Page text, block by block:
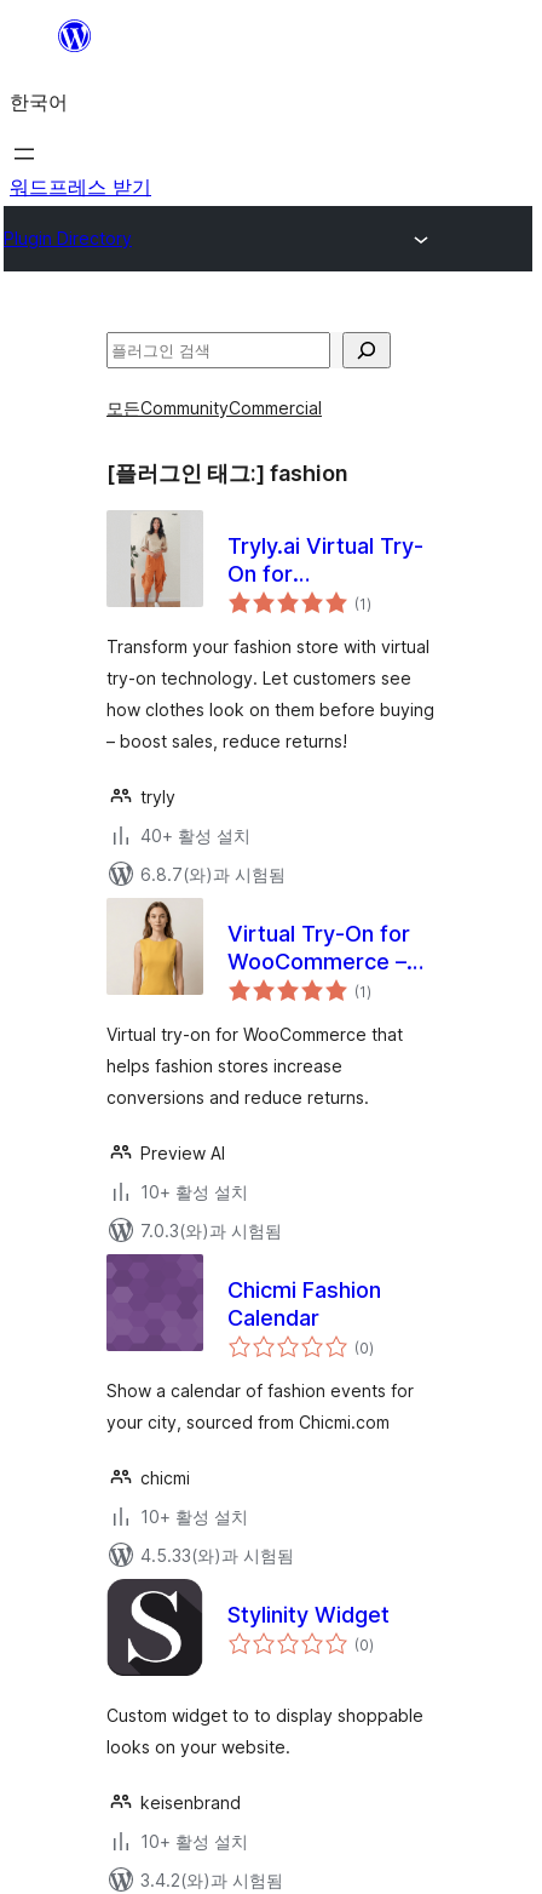
츠
로
바
가
한국어
워드프레스 받기
Plugin Directory
검
모든CommunityCommercial
[플러그인 태그:] fashion
Tryly.ai Virtual Try-
On for
WooCommerce
(1전
체
점
)
Transform your fashion store with virtual
try-on technology. Let customers see
how clothes look on them before buying
– boost sales, reduce returns!
tryly
40+ 활성 설치
6.8.7(와)과 시험됨
Virtual Try-On for
WooCommerce –
Preview AI
(1전
체
점
)
Virtual try-on for WooCommerce that
helps fashion stores increase
conversions and reduce returns.
Preview AI
10+ 활성 설치
7.0.3(와)과 시험됨
Chicmi Fashion
Calendar
(0전
체
점
)
Show a calendar of fashion events for
your city, sourced from Chicmi.com
chicmi
10+ 활성 설치
4.5.33(와)과 시험됨
Stylinity Widget
(0전
체)
Custom widget to to display shoppable
looks on your website.
keisenbrand
10+ 활성 설치
3.4.2(와)과 시험됨